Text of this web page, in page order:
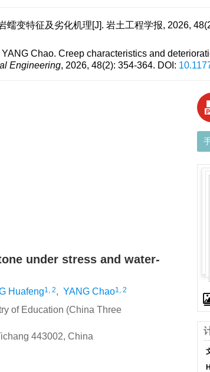
变特征及劣化机理[J]. 岩土工程学报, 2026,
Chao. Creep characteristics and
Engineering, 2026, 48(2): 354-364. DOI:
under stress and water-
Huafeng1, 2, YANG Chao1, 2
of Education (China Three
443002, China